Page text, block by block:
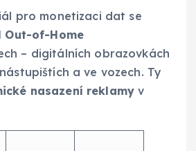
pro monetizaci dat se
Out-of-Home
– digitálních obrazovkách
a ve vozech. Ty
nasazení reklamy v